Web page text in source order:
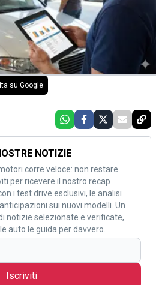
su Google
NOTIZIE
corre veloce: non restare
per ricevere il nostro recap
i test drive esclusivi, le analisi
sui nuovi modelli. Un
notizie selezionate e verificate,
auto le guida per davvero.
Iscriviti